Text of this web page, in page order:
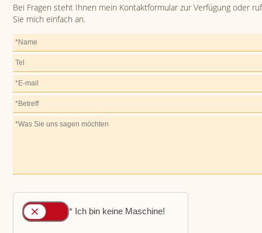
Bei Fragen steht Ihnen mein Kontaktformular zur Verfügung oder
Sie mich einfach an.